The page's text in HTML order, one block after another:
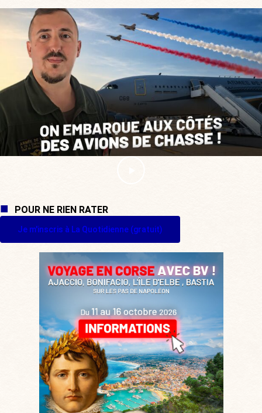
POUR NE RIEN RATER
Je m'inscris à La Quotidienne (gratuit)